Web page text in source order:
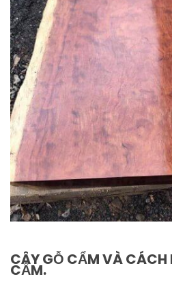
CÂY GỖ CẨM VÀ CÁCH
CẨM.